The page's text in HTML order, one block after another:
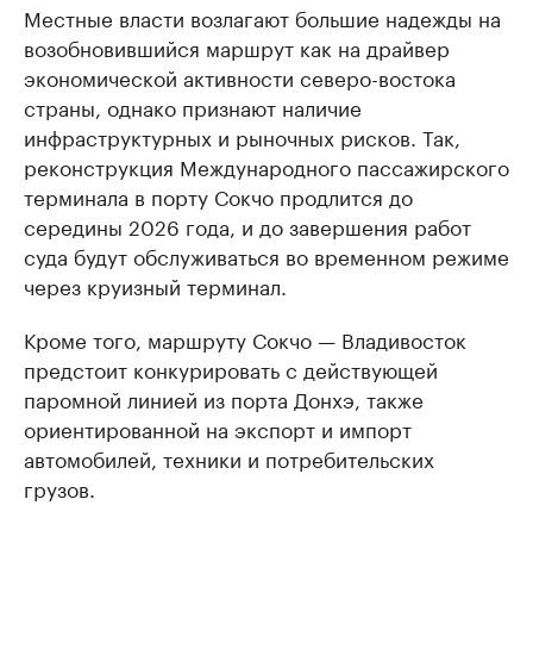
Местные власти возлагают большие надежды на
возобновившийся маршрут как на драйвер
экономической активности северо-востока
страны, однако признают наличие
инфраструктурных и рыночных рисков. Так,
реконструкция Международного пассажирского
терминала в порту Сокчо продлится до
середины 2026 года, и до завершения работ
суда будут обслуживаться во временном режиме
через круизный терминал.
Кроме того, маршруту Сокчо — Владивосток
предстоит конкурировать с действующей
паромной линией из порта Донхэ, также
ориентированной на экспорт и импорт
автомобилей, техники и потребительских
грузов.